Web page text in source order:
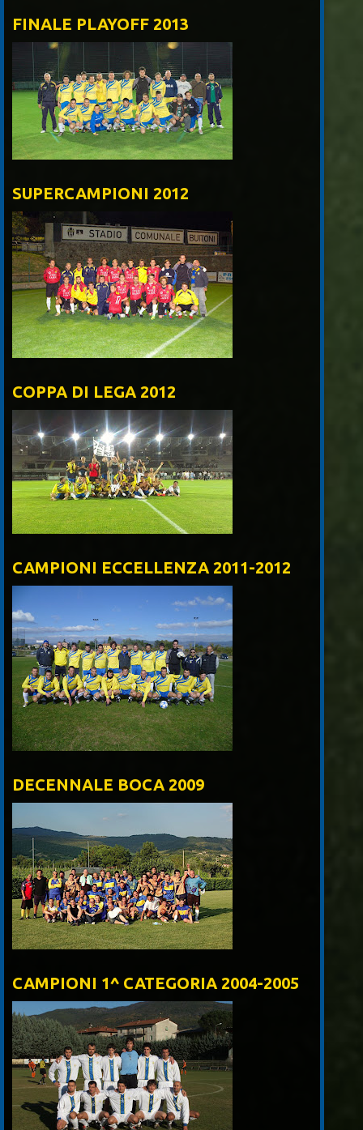
FINALE PLAYOFF 2013
SUPERCAMPIONI 2012
COPPA DI LEGA 2012
CAMPIONI ECCELLENZA 2011-2012
DECENNALE BOCA 2009
CAMPIONI 1^ CATEGORIA 2004-2005